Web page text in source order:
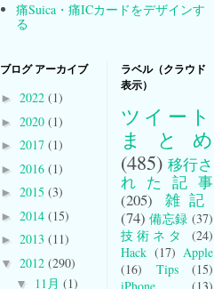
痛Suica・痛ICカードをデザインす
る
ブログ アーカイブ
► 2022 (1)
► 2020 (1)
► 2017 (1)
► 2016 (1)
► 2015 (3)
► 2014 (15)
► 2013 (11)
▼ 2012 (290)
▼ 11月 (1)
ラベル（クラウド
表示）
ツイート
まとめ
(485) 移行さ
れた記事
(205)
雑記
(74) 備忘録 (37)
技術ネタ
(24)
Hack (17) Apple
(16)
Tips
(15)